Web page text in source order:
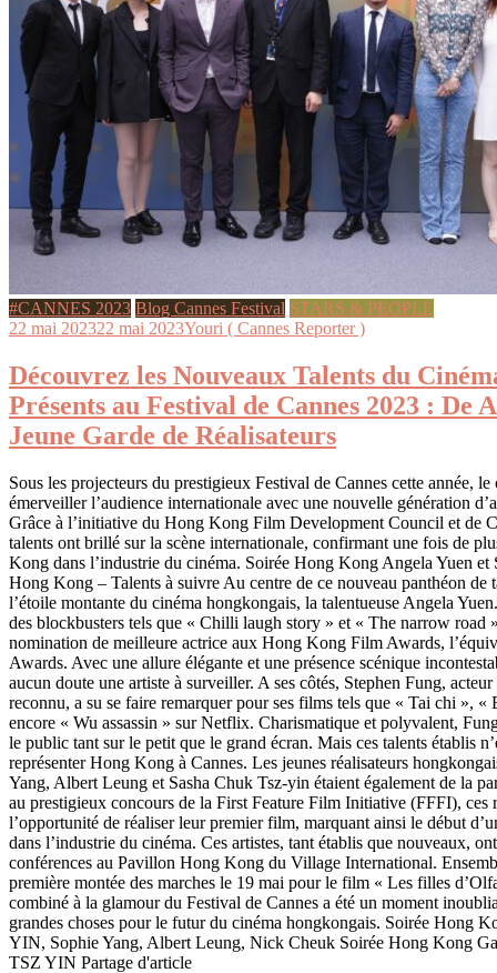
#CANNES 2023 Blog Cannes Festival STARS & PEOPLE
22 mai 202322 mai 2023Youri ( Cannes Reporter )
Découvrez les Nouveaux Talents du
Présents au Festival de Cannes 2023 : De
Jeune Garde de Réalisateurs
Sous les projecteurs du prestigieux Festival de Cannes cette année,
émerveiller l’audience internationale avec une nouvelle génération
Grâce à l’initiative du Hong Kong Film Development Council et de
talents ont brillé sur la scène internationale, confirmant une fois de
Kong dans l’industrie du cinéma. Soirée Hong Kong Angela Yuen et
Hong Kong – Talents à suivre Au centre de ce nouveau panthéon de
l’étoile montante du cinéma hongkongais, la talentueuse Angela
des blockbusters tels que « Chilli laugh story » et « The narrow road
nomination de meilleure actrice aux Hong Kong Film Awards,
Awards. Avec une allure élégante et une présence scénique
aucun doute une artiste à surveiller. A ses côtés, Stephen Fung,
reconnu, a su se faire remarquer pour ses films tels que « Tai chi »,
encore « Wu assassin » sur Netflix. Charismatique et polyvalent,
le public tant sur le petit que le grand écran. Mais ces talents établis
représenter Hong Kong à Cannes. Les jeunes réalisateurs
Yang, Albert Leung et Sasha Chuk Tsz-yin étaient également de la
au prestigieux concours de la First Feature Film Initiative (FFFI), ces
l’opportunité de réaliser leur premier film, marquant ainsi le début
dans l’industrie du cinéma. Ces artistes, tant établis que nouveaux,
conférences au Pavillon Hong Kong du Village International.
première montée des marches le 19 mai pour le film « Les filles
combiné à la glamour du Festival de Cannes a été un moment
grandes choses pour le futur du cinéma hongkongais. Soirée Hong
YIN, Sophie Yang, Albert Leung, Nick Cheuk Soirée Hong Kong
TSZ YIN Partage d'article